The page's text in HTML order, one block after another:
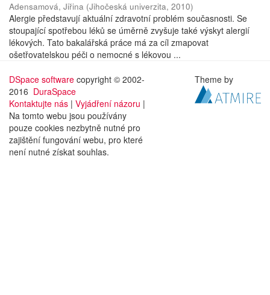
Adensamová, Jiřina (Jihočeská univerzita, 2010)
Alergie představují aktuální zdravotní problém současnosti. Se
stoupající spotřebou léků se úměrně zvyšuje také výskyt alergií
lékových. Tato bakalářská práce má za cíl zmapovat
ošetřovatelskou péči o nemocné s lékovou ...
DSpace software copyright © 2002-
2016 DuraSpace
Kontaktujte nás | Vyjádření názoru |
Na tomto webu jsou používány
pouze cookies nezbytně nutné pro
zajištění fungování webu, pro které
není nutné získat souhlas.
Theme by